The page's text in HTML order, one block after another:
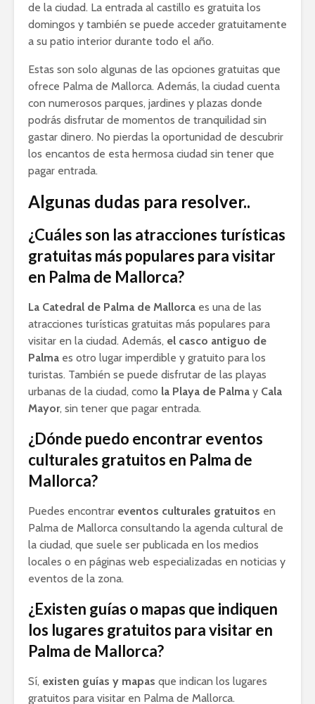
de la ciudad. La entrada al castillo es gratuita los
domingos y también se puede acceder gratuitamente
a su patio interior durante todo el año.
Estas son solo algunas de las opciones gratuitas que
ofrece Palma de Mallorca. Además, la ciudad cuenta
con numerosos parques, jardines y plazas donde
podrás disfrutar de momentos de tranquilidad sin
gastar dinero. No pierdas la oportunidad de descubrir
los encantos de esta hermosa ciudad sin tener que
pagar entrada.
Algunas dudas para resolver..
¿Cuáles son las atracciones turísticas
gratuitas más populares para visitar
en Palma de Mallorca?
La Catedral de Palma de Mallorca es una de las
atracciones turísticas gratuitas más populares para
visitar en la ciudad. Además, el casco antiguo de
Palma es otro lugar imperdible y gratuito para los
turistas. También se puede disfrutar de las playas
urbanas de la ciudad, como la Playa de Palma y Cala
Mayor, sin tener que pagar entrada.
¿Dónde puedo encontrar eventos
culturales gratuitos en Palma de
Mallorca?
Puedes encontrar eventos culturales gratuitos en
Palma de Mallorca consultando la agenda cultural de
la ciudad, que suele ser publicada en los medios
locales o en páginas web especializadas en noticias y
eventos de la zona.
¿Existen guías o mapas que indiquen
los lugares gratuitos para visitar en
Palma de Mallorca?
Sí, existen guías y mapas que indican los lugares
gratuitos para visitar en Palma de Mallorca.